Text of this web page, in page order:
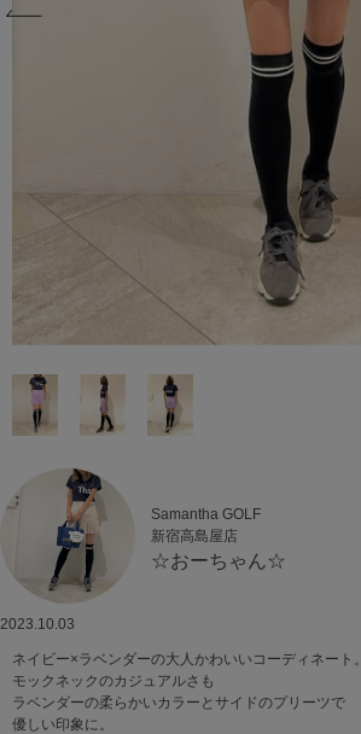
Samantha GOLF
新宿高島屋店
☆おーちゃん☆
2023.10.03
ネイビー×ラベンダーの大人かわいいコーディネート。
モックネックのカジュアルさも
ラベンダーの柔らかいカラーとサイドのプリーツで
優しい印象に。